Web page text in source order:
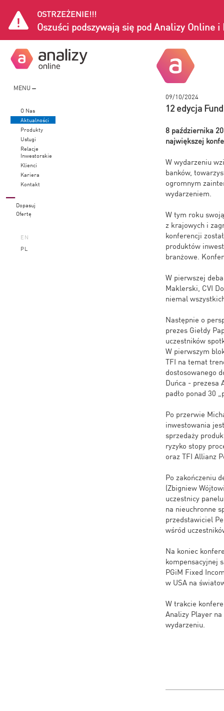
OSTRZEŻENIE!!!
Oszuści podszywają się pod Analizy Online i
MENU
O Nas
Aktualności
Produkty
Usługi
Relacje
Inwestorskie
Klienci
Kariera
Kontakt
Dopasuj
Ofertę
EN
PL
09/10/2024
12 edycja
8 października
największej
W wydarzeniu
banków,
ogromnym
wydarzeniem.
W tym roku
z krajowych i
konferencji
produktów
branżowe.
W pierwszej
Maklerski, CVI
niemal
Następnie o
prezes Giełdy
uczestników
W pierwszym
TFI na temat
dostosowanego
Duńca - prezesa
padło ponad 30
Po przerwie
inwestowania
sprzedaży
ryzyko stopy
oraz TFI Allianz
Po zakończeniu
(Zbigniew
uczestnicy
na nieuchronne
przedstawiciel
wśród
Na koniec
kompensacyjnej
PGiM Fixed
w USA na
W trakcie
Analizy Player
wydarzeniu.